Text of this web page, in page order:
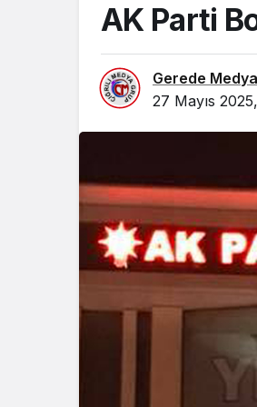
AK Parti
Gerede
27 Mayıs